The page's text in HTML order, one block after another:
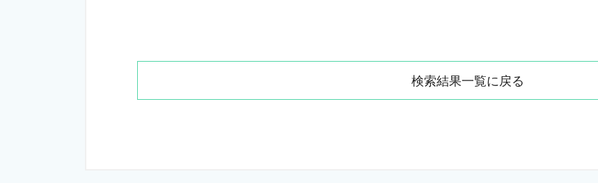
検索結果一覧に戻る